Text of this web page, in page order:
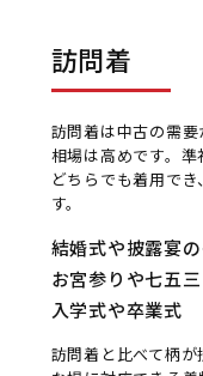
訪問着
訪問着は中古の需
相場は高めです。
どちらでも着用で
す。
結婚式や披露宴
お宮参りや七五三
入学式や卒業式
訪問着と比べて柄